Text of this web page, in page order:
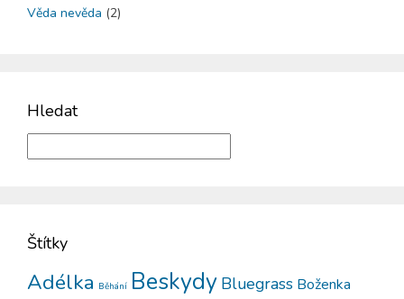
Věda nevěda (2)
Hledat
Štítky
Adélka Běhání Beskydy Bluegrass Boženka